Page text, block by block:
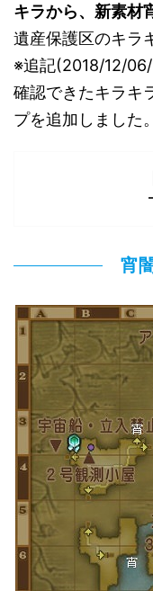
キラから、新素材
遺産保護区のキラ
※追記(2018/12/
確認できたキラキ
プを追加しました。
宵